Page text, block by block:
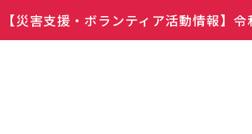
【災害支援・ボランティア活動情報】